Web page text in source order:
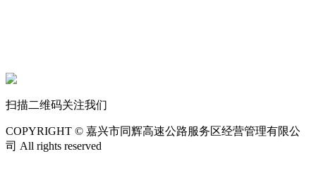
扫描二维码关注我们
COPYRIGHT © 嘉兴市同辉高速公路服务区经营管理有限公
司 All rights reserved